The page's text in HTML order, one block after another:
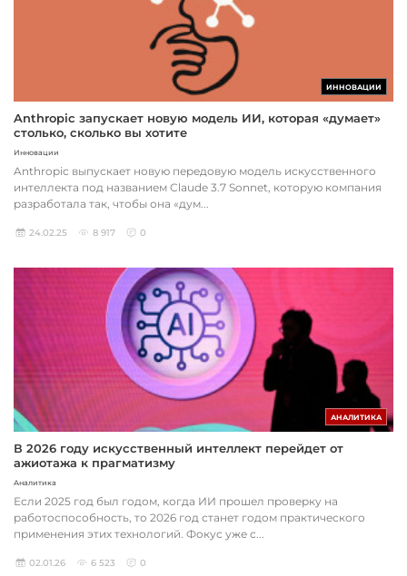
ИННОВАЦИИ
Anthropic запускает новую модель ИИ, которая «думает»
столько, сколько вы хотите
Инновации
Anthropic выпускает новую передовую модель искусственного
интеллекта под названием Claude 3.7 Sonnet, которую компания
разработала так, чтобы она «дум...
24.02.25 8 917 0
АНАЛИТИКА
В 2026 году искусственный интеллект перейдет от
ажиотажа к прагматизму
Аналитика
Если 2025 год был годом, когда ИИ прошел проверку на
работоспособность, то 2026 год станет годом практического
применения этих технологий. Фокус уже с...
02.01.26 6 523 0